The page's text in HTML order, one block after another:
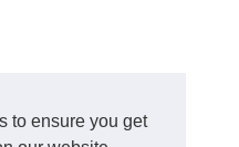
to ensure you get